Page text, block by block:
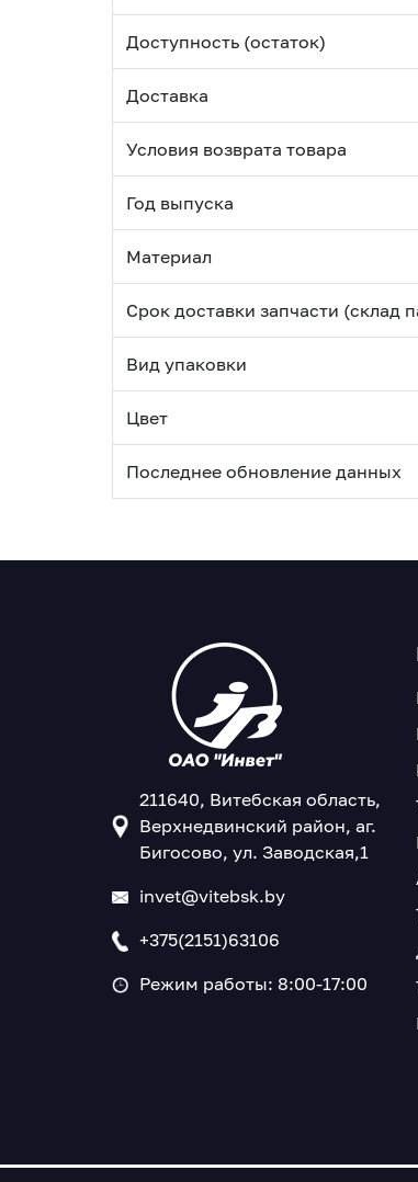
Доступность (остаток)
Доставка
Условия возврата товара
Год выпуска
Материал
Срок доставки запчасти (склад
Вид упаковки
Цвет
Последнее обновление данных
211640, Витебская область,
Верхнедвинский район, аг.
Бигосово, ул. Заводская,1
invet@vitebsk.by
+375(2151)63106
Режим работы: 8:00-17:00